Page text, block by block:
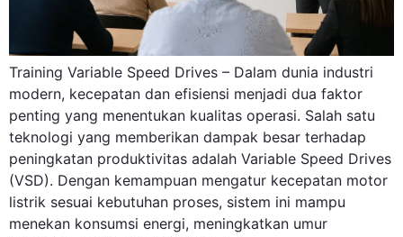
Training Variable Speed Drives – Dalam dunia industri
modern, kecepatan dan efisiensi menjadi dua faktor
penting yang menentukan kualitas operasi. Salah satu
teknologi yang memberikan dampak besar terhadap
peningkatan produktivitas adalah Variable Speed Drives
(VSD). Dengan kemampuan mengatur kecepatan motor
listrik sesuai kebutuhan proses, sistem ini mampu
menekan konsumsi energi, meningkatkan umur